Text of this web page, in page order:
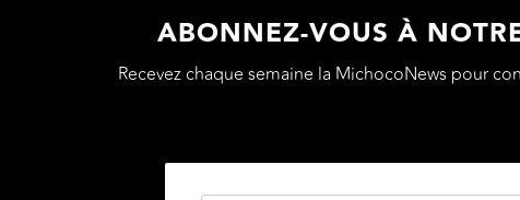
ABONNEZ-VOUS À
Recevez chaque semaine la MichocoNews pour